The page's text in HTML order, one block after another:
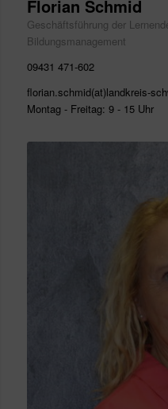
Florian Schmid
Geschäftsführung der
Bildungsmanagement
09431 471-602
florian.schmid(at)landkreis-
Montag - Freitag: 9 - 15 Uhr